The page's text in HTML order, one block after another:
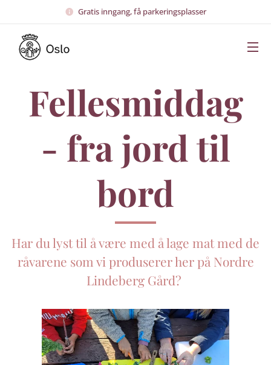
Gratis inngang, få parkeringsplasser
Fellesmiddag
- fra jord til
bord
Har du lyst til å være med å lage mat med de
råvarene som vi produserer her på Nordre
Lindeberg Gård?